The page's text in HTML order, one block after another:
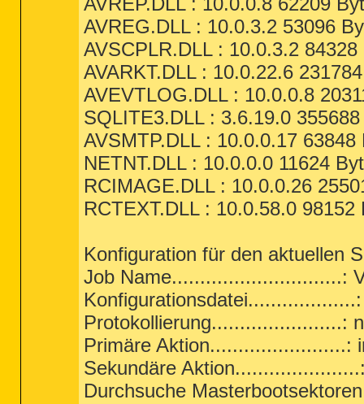
AVREG.DLL : 10.0.3.2 53096
AVSCPLR.DLL : 10.0.3.2
AVARKT.DLL : 10.0.22.6
AVEVTLOG.DLL : 10.0.0.8
SQLITE3.DLL : 3.6.19.0
AVSMTP.DLL : 10.0.0.17
NETNT.DLL : 10.0.0.0 11624
RCIMAGE.DLL : 10.0.0.26
RCTEXT.DLL : 10.0.58.0
Konfiguration für den aktuellen
Job Name..............................:
Protokollierung.......................:
Primäre Aktion........................:
Sekundäre
Durchsuche